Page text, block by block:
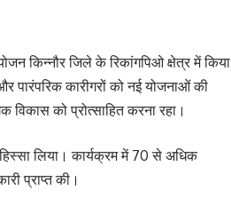
किन्नौर जिले के रिकांगपिओ क्षेत्र में किया
पारंपरिक कारीगरों को नई योजनाओं की
विकास को प्रोत्साहित करना रहा।
हिस्सा लिया। कार्यक्रम में 70 से अधिक
प्राप्त की।